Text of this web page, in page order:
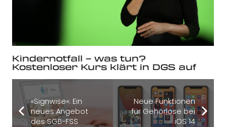
Kindernotfall – was tun?
Kostenloser Kurs klärt in DGS auf
«Signwise»: Ein
neues Angebot
des SGB-FSS
Neue Funktionen
für Gehörlose bei
iOS 14